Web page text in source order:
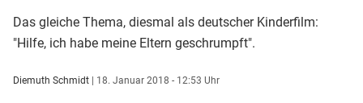
Das gleiche Thema, diesmal als deutscher Kinderfilm:
"Hilfe, ich habe meine Eltern geschrumpft".
Diemuth Schmidt | 18. Januar 2018 - 12:53 Uhr